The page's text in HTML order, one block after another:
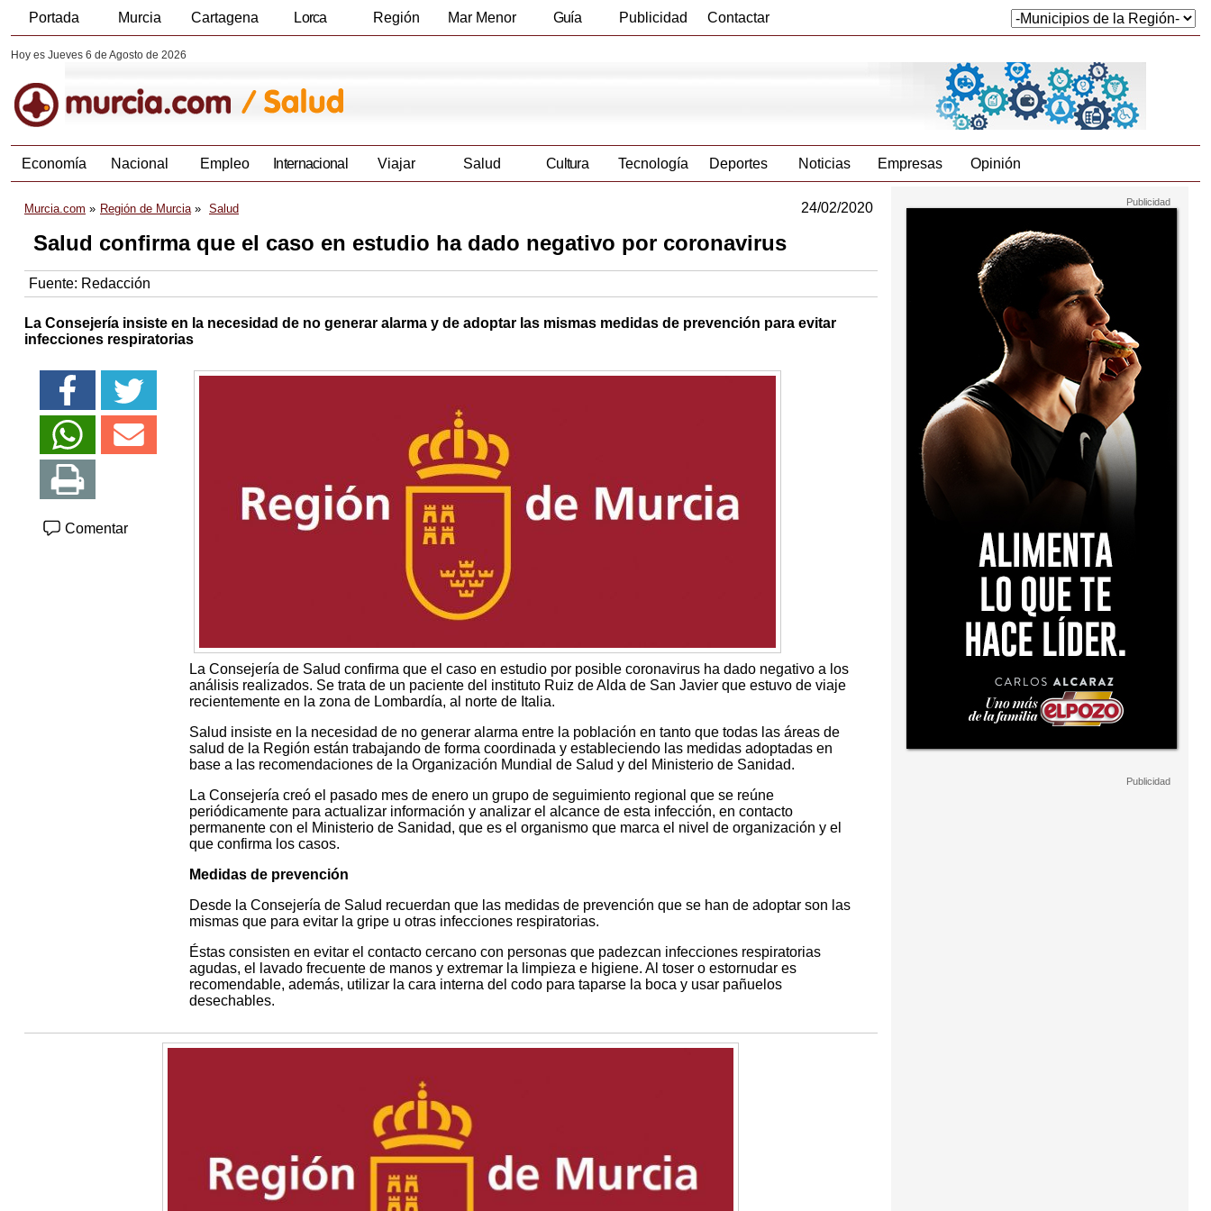
Portada Murcia Cartagena Lorca Región Mar Menor Guía Publicidad Contactar
Hoy es Jueves 6 de Agosto de 2026
Economía Nacional Empleo Internacional Viajar Salud Cultura Tecnología Deportes Noticias Empresas Opinión
Murcia.com Región de Murcia Salud 24/02/2020
Salud confirma que el caso en estudio ha dado negativo por coronavirus
Fuente: Redacción
La Consejería insiste en la necesidad de no generar alarma y de adoptar las mismas medidas de prevención para evitar
infecciones respiratorias
Comentar
La Consejería de Salud confirma que el caso en estudio por posible coronavirus ha dado negativo a los
análisis realizados. Se trata de un paciente del instituto Ruiz de Alda de San Javier que estuvo de viaje
recientemente en la zona de Lombardía, al norte de Italia.
Salud insiste en la necesidad de no generar alarma entre la población en tanto que todas las áreas de
salud de la Región están trabajando de forma coordinada y estableciendo las medidas adoptadas en
base a las recomendaciones de la Organización Mundial de Salud y del Ministerio de Sanidad.
La Consejería creó el pasado mes de enero un grupo de seguimiento regional que se reúne
periódicamente para actualizar información y analizar el alcance de esta infección, en contacto
permanente con el Ministerio de Sanidad, que es el organismo que marca el nivel de organización y el
que confirma los casos.
Medidas de prevención
Desde la Consejería de Salud recuerdan que las medidas de prevención que se han de adoptar son las
mismas que para evitar la gripe u otras infecciones respiratorias.
Éstas consisten en evitar el contacto cercano con personas que padezcan infecciones respiratorias
agudas, el lavado frecuente de manos y extremar la limpieza e higiene. Al toser o estornudar es
recomendable, además, utilizar la cara interna del codo para taparse la boca y usar pañuelos
desechables.